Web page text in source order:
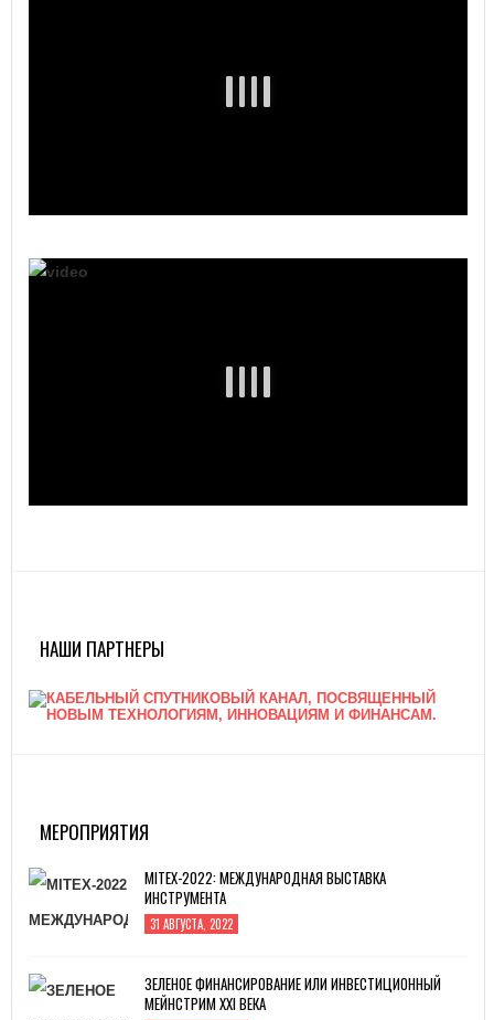
НАШИ ПАРТНЕРЫ
МЕРОПРИЯТИЯ
MITEX-2022: МЕЖДУНАРОДНАЯ ВЫСТАВКА
ИНСТРУМЕНТА
31 АВГУСТА, 2022
ЗЕЛЕНОЕ ФИНАНСИРОВАНИЕ ИЛИ ИНВЕСТИЦИОННЫЙ
МЕЙНСТРИМ XXI ВЕКА